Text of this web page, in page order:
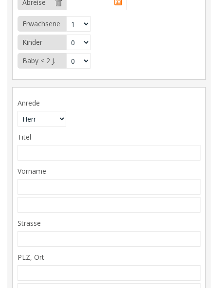
Abreise
Erwachsene
Kinder
Baby < 2 J.
Anrede
Titel
Vorname
Strasse
PLZ, Ort